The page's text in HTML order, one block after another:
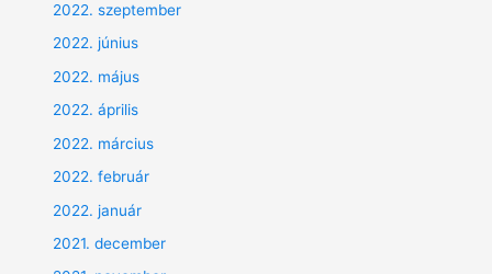
2022. szeptember
2022. június
2022. május
2022. április
2022. március
2022. február
2022. január
2021. december